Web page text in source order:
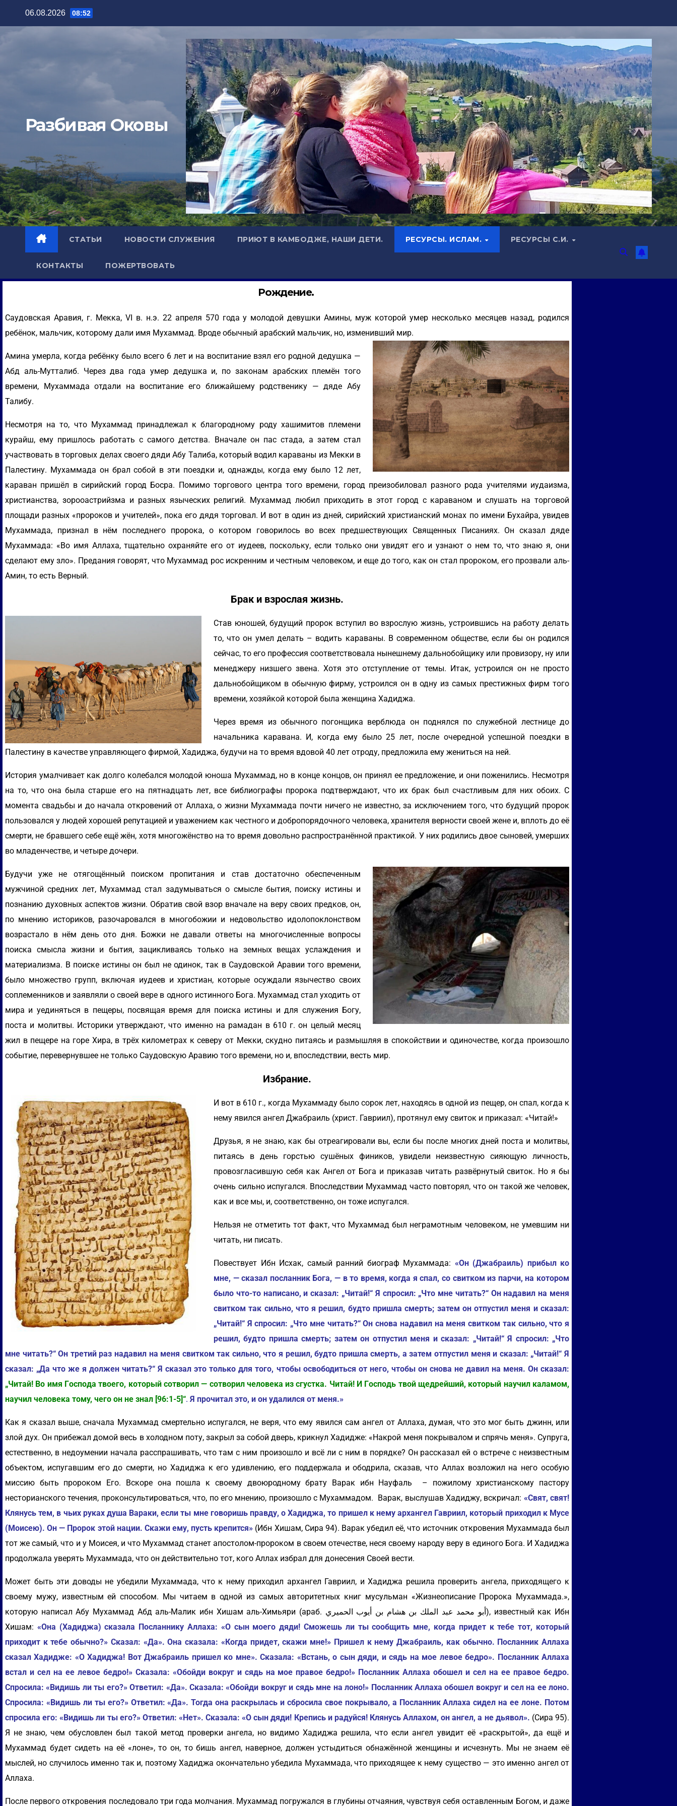
06.08.2026 08:52
Разбивая Оковы
СТАТЬИ НОВОСТИ СЛУЖЕНИЯ ПРИЮТ В КАМБОДЖЕ, НАШИ ДЕТИ. РЕСУРСЫ. ИСЛАМ. РЕСУРСЫ С.И.
КОНТАКТЫ ПОЖЕРТВОВАТЬ
Рождение.
Саудовская Аравия, г. Мекка, VI в. н.э. 22 апреля 570 года у молодой девушки Амины, муж которой умер несколько месяцев назад, родился
ребёнок, мальчик, которому дали имя Мухаммад. Вроде обычный арабский мальчик, но, изменивший мир.
Амина умерла, когда ребёнку было всего 6 лет и на воспитание взял его родной дедушка —
Абд аль-Мутталиб. Через два года умер дедушка и, по законам арабских племён того
времени, Мухаммада отдали на воспитание его ближайшему родственику — дяде Абу
Талибу.
Несмотря на то, что Мухаммад принадлежал к благородному роду хашимитов племени
курайш, ему пришлось работать с самого детства. Вначале он пас стада, а затем стал
участвовать в торговых делах своего дяди Абу Талиба, который водил караваны из Мекки в
Палестину. Мухаммада он брал собой в эти поездки и, однажды, когда ему было 12 лет,
караван пришёл в сирийский город Босра. Помимо торгового центра того времени, город преизобиловал разного рода учителями иудаизма,
христианства, зорооастрийзма и разных языческих религий. Мухаммад любил приходить в этот город с караваном и слушать на торговой
площади разных «пророков и учителей», пока его дядя торговал. И вот в один из дней, сирийский христианский монах по имени Бухайра, увидев
Мухаммада, признал в нём последнего пророка, о котором говорилось во всех предшествующих Священных Писаниях. Он сказал дяде
Мухаммада: «Во имя Аллаха, тщательно охраняйте его от иудеев, поскольку, если только они увидят его и узнают о нем то, что знаю я, они
сделают ему зло». Предания говорят, что Мухаммад рос искренним и честным человеком, и еще до того, как он стал пророком, его прозвали аль-
Амин, то есть Верный.
Брак и взрослая жизнь.
Став юношей, будущий пророк вступил во взрослую жизнь, устроившись на работу делать
то, что он умел делать – водить караваны. В современном обществе, если бы он родился
сейчас, то его профессия соответствовала нынешнему дальнобойщику или провизору, ну или
менеджеру низшего звена. Хотя это отступление от темы. Итак, устроился он не просто
дальнобойщиком в обычную фирму, устроился он в одну из самых престижных фирм того
времени, хозяйкой которой была женщина Хадиджа.
Через время из обычного погонщика верблюда он поднялся по служебной лестнице до
начальника каравана. И, когда ему было 25 лет, после очередной успешной поездки в
Палестину в качестве управляющего фирмой, Хадиджа, будучи на то время вдовой 40 лет отроду, предложила ему жениться на ней.
История умалчивает как долго колебался молодой юноша Мухаммад, но в конце концов, он принял ее предложение, и они поженились. Несмотря
на то, что она была старше его на пятнадцать лет, все библиографы пророка подтверждают, что их брак был счастливым для них обоих. С
момента свадьбы и до начала откровений от Аллаха, о жизни Мухаммада почти ничего не известно, за исключением того, что будущий пророк
пользовался у людей хорошей репутацией и уважением как честного и добропорядочного человека, хранителя верности своей жене и, вплоть до её
смерти, не бравшего себе ещё жён, хотя многожёнство на то время довольно распространённой практикой. У них родились двое сыновей, умерших
во младенчестве, и четыре дочери.
Будучи уже не отягощённый поиском пропитания и став достаточно обеспеченным
мужчиной средних лет, Мухаммад стал задумываться о смысле бытия, поиску истины и
познанию духовных аспектов жизни. Обратив свой взор вначале на веру своих предков, он,
по мнению историков, разочаровался в многобожии и недовольство идолопоклонством
возрастало в нём день ото дня. Божки не давали ответы на многочисленные вопросы
поиска смысла жизни и бытия, зацикливаясь только на земных вещах услаждения и
материализма. В поиске истины он был не одинок, так в Саудовской Аравии того времени,
было множество групп, включая иудеев и христиан, которые осуждали язычество своих
соплеменников и заявляли о своей вере в одного истинного Бога. Мухаммад стал уходить от
мира и уединяться в пещеры, посвящая время для поиска истины и для служения Богу,
поста и молитвы. Историки утверждают, что именно на рамадан в 610 г. он целый месяц
жил в пещере на горе Хира, в трёх километрах к северу от Мекки, скудно питаясь и размышляя в спокойствии и одиночестве, когда произошло
событие, перевернувшее не только Саудовскую Аравию того времени, но и, впоследствии, весть мир.
Избрание.
И вот в 610 г., когда Мухаммаду было сорок лет, находясь в одной из пещер, он спал, когда к
нему явился ангел Джабраиль (христ. Гавриил), протянул ему свиток и приказал: «Читай!»
Друзья, я не знаю, как бы отреагировали вы, если бы после многих дней поста и молитвы,
питаясь в день горстью сушёных фиников, увидели неизвестную сияющую личность,
провозгласившую себя как Ангел от Бога и приказав читать развёрнутый свиток. Но я бы
очень сильно испугался. Впоследствии Мухаммад часто повторял, что он такой же человек,
как и все мы, и, соответственно, он тоже испугался.
Нельзя не отметить тот факт, что Мухаммад был неграмотным человеком, не умевшим ни
читать, ни писать.
Повествует Ибн Исхак, самый ранний биограф Мухаммада: «Он (Джабраиль) прибыл ко
мне, — сказал посланник Бога, — в то время, когда я спал, со свитком из парчи, на котором
было что-то написано, и сказал: „Читай!“ Я спросил: „Что мне читать?“ Он надавил на меня
свитком так сильно, что я решил, будто пришла смерть; затем он отпустил меня и сказал:
„Читай!“ Я спросил: „Что мне читать?“ Он снова надавил на меня свитком так сильно, что я
решил, будто пришла смерть; затем он отпустил меня и сказал: „Читай!“ Я спросил: „Что
мне читать?“ Он третий раз надавил на меня свитком так сильно, что я решил, будто пришла смерть, а затем отпустил меня и сказал: „Читай!“ Я
сказал: „Да что же я должен читать?“ Я сказал это только для того, чтобы освободиться от него, чтобы он снова не давил на меня. Он сказал:
„Читaй! Bo имя Гocпoдa твoeгo, кoтopый coтвopил — coтвopил чeлoвeкa из cгycткa. Читaй! И Гocпoдь твoй щeдpeйший, кoтopый нayчил кaлaмoм,
нayчил чeлoвeкa тoмy, чeгo oн нe знaл [96:1-5]“. Я прочитал это, и он удалился от меня.»
Как я сказал выше, сначала Мухаммад смертельно испугался, не веря, что ему явился сам ангел от Аллаха, думая, что это мог быть джинн, или
злой дух. Он прибежал домой весь в холодном поту, закрыл за собой дверь, крикнул Хадидже: «Накрой меня покрывалом и спрячь меня». Супруга,
естественно, в недоумении начала расспрашивать, что там с ним произошло и всё ли с ним в порядке? Он рассказал ей о встрече с неизвестным
объектом, испугавшим его до смерти, но Хадиджа к его удивлению, его поддержала и ободрила, сказав, что Аллах возложил на него особую
миссию быть пророком Его. Вскоре она пошла к своему двоюродному брату Варак ибн Науфаль – пожилому христианскому пастору
несторианского течения, проконсультироваться, что, по его мнению, произошло с Мухаммадом. Варак, выслушав Хадиджу, вскричал: «Свят, свят!
Клянусь тем, в чьих руках душа Вараки, если ты мне говоришь правду, о Хадиджа, то пришел к нему архангел Гавриил, который приходил к Мусе
(Моисею). Он — Пророк этой нации. Скажи ему, пусть крепится» (Ибн Хишам, Сира 94). Варак убедил её, что источник откровения Мухаммада был
тот же самый, что и у Моисея, и что Мухаммад станет апостолом-пророком в своем отечестве, неся своему народу веру в единого Бога. И Хадиджа
продолжала уверять Мухаммада, что он действительно тот, кого Аллах избрал для донесения Своей вести.
Может быть эти доводы не убедили Мухаммада, что к нему приходил архангел Гавриил, и Хадиджа решила проверить ангела, приходящего к
своему мужу, известным ей способом. Мы читаем в одной из самых авторитетных книг мусульман «Жизнеописание Пророка Мухаммада.»,
которую написал Абу Мухаммад Абд аль-Малик ибн Хишам аль-Химьяри (араб.
Хишам: «Она (Хадиджа) сказала Посланнику Аллаха: «О сын моего дяди! Сможешь ли ты сообщить мне, когда придет к тебе тот, который
приходит к тебе обычно?» Сказал: «Да». Она сказала: «Когда придет, скажи мне!» Пришел к нему Джабраиль, как обычно. Посланник Аллаха
сказал Хадидже: «О Хадиджа! Вот Джабраиль пришел ко мне». Сказала: «Встань, о сын дяди, и сядь на мое левое бедро». Посланник Аллаха
встал и сел на ее левое бедро!» Сказала: «Обойди вокруг и сядь на мое правое бедро!» Посланник Аллаха обошел и сел на ее правое бедро.
Спросила: «Видишь ли ты его?» Ответил: «Да». Сказала: «Обойди вокруг и сядь мне на лоно!» Посланник Аллаха обошел вокруг и сел на ее лоно.
Спросила: «Видишь ли ты его?» Ответил: «Да». Тогда она раскрылась и сбросила свое покрывало, а Посланник Аллаха сидел на ее лоне. Потом
спросила его: «Видишь ли ты его?» Ответил: «Нет». Сказала: «О сын дяди! Крепись и радуйся! Клянусь Аллахом, он ангел, а не дьявол». (Сира 95).
Я не знаю, чем обусловлен был такой метод проверки ангела, но видимо Хадиджа решила, что если ангел увидит её «раскрытой», да ещё и
Мухаммад будет сидеть на её «лоне», то он, то бишь ангел, наверное, должен устыдиться обнажённой женщины и исчезнуть. Мы не знаем её
мыслей, но случилось именно так и, поэтому Хадиджа окончательно убедила Мухаммада, что приходящее к нему существо — это именно ангел от
Аллаха.
После первого откровения последовало три года молчания. Мухаммад погружался в глубины отчаяния, чувствуя себя оставленным Богом, и даже